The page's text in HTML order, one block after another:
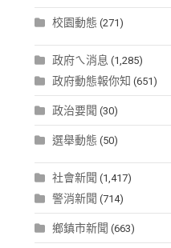
校園動態 (271)
政府ㄟ消息 (1,285)
政府動態報你知 (651)
政治要聞 (30)
選舉動態 (50)
社會新聞 (1,417)
警消新聞 (714)
鄉鎮市新聞 (663)